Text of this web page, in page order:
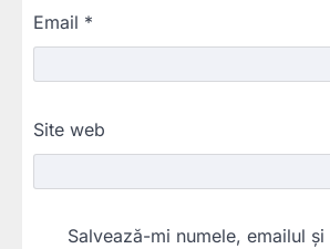
Email *
Site web
Salvează-mi numele, emailul